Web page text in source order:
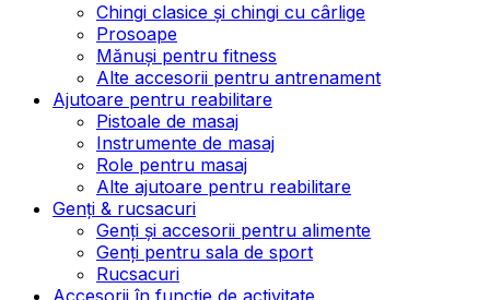
Chingi clasice și chingi cu cârlige
Prosoape
Mănuși pentru fitness
Alte accesorii pentru antrenament
Ajutoare pentru reabilitare
Pistoale de masaj
Instrumente de masaj
Role pentru masaj
Alte ajutoare pentru reabilitare
Genți & rucsacuri
Genți și accesorii pentru alimente
Genți pentru sala de sport
Rucsacuri
Accesorii în funcție de activitate